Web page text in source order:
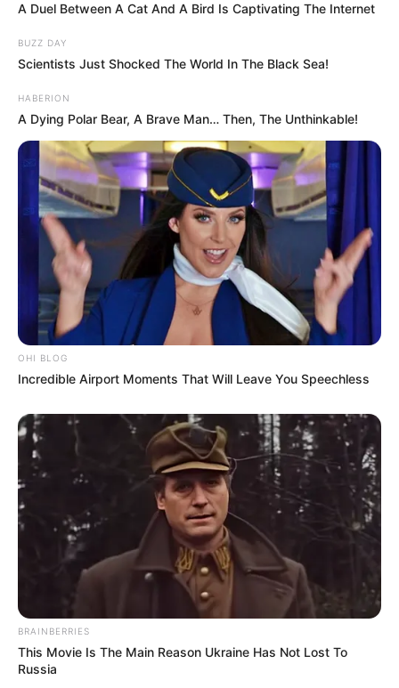
A Duel Between A Cat And A Bird Is Captivating The Internet
BUZZ DAY
Scientists Just Shocked The World In The Black Sea!
HABERION
A Dying Polar Bear, A Brave Man… Then, The Unthinkable!
OHI BLOG
Incredible Airport Moments That Will Leave You Speechless
BRAINBERRIES
This Movie Is The Main Reason Ukraine Has Not Lost To
Russia